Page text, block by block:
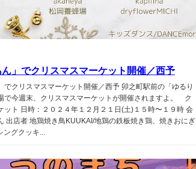
ん」でクリスマスマーケット開催／西予
でクリスマスマーケット開催／西予 卯之町駅前の「ゆるり
で今週末、クリスマスマーケットが開催されますよ。 ク
ット 日時：２０２４年１２月２１日(土)１５時〜１９時 会
出店者 地鶏焼き鳥KUUKAI/地鶏の鉄板焼き鶏、焼きおにぎ
グクッキ...